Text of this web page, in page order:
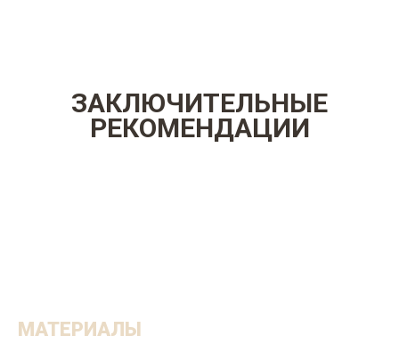
ЗАКЛЮЧИТЕЛЬНЫЕ
РЕКОМЕНДАЦИИ
МАТЕРИАЛЫ